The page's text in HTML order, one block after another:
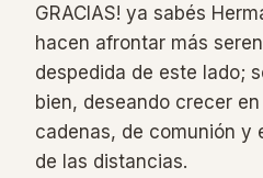
GRACIAS! ya sabés
hacen afrontar más
despedida de este lado;
bien, deseando crecer
cadenas, de comunión y
de las distancias.